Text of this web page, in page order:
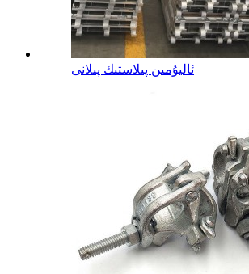
ئاليۇمىن پىلاستىك پىلانى